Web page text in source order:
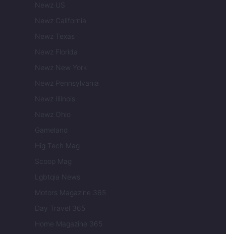
Newz US
Newz California
Newz Texas
Newz Florida
Newz New York
Newz Pennsylvania
Newz Illinois
Newz Ohio
Gameland
Hig Tech Mag
Scoop Mag
Lgbtqia News
Motors Magazine 365
Day Travel 365
Home Magazine 365